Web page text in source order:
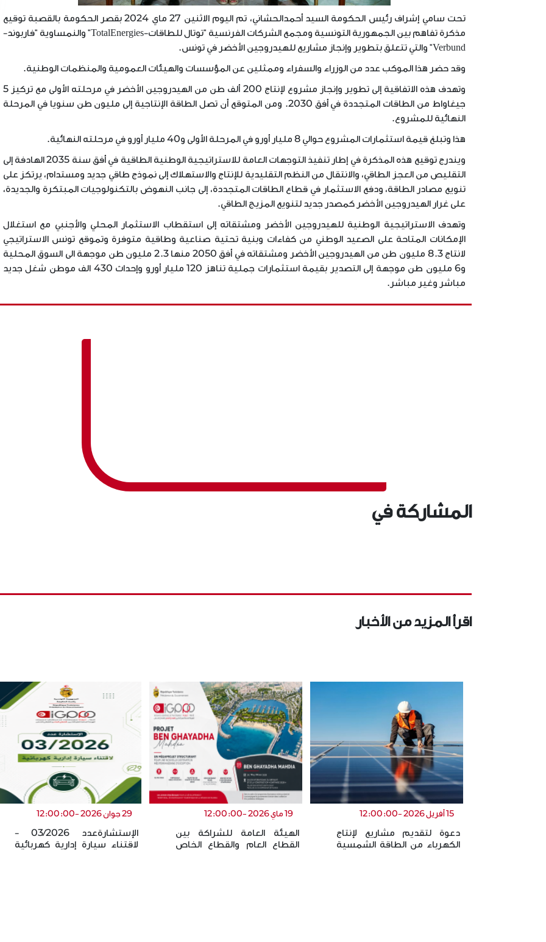
تحت سامي إشراف رئيس الحكومة السيد أحمدالحشاني، تم اليوم الاثنين 27 ماي 2024 بقصر الحكومة بالقصبة توقيع
مذكرة تفاهم بين الجمهورية التونسية ومجمع الشركات الفرنسية "توتال للطاقات-TotalEnergies" والنمساوية "فاربوند-
Verbund" والتي تتعلق بتطوير وإنجاز مشاريع للهيدروجين الأخضر في تونس.
وقد حضر هذا الموكب عدد من الوزراء والسفراء وممثلين عن المؤسسات والهيئات العمومية والمنظمات الوطنية.
وتهدف هذه الاتفاقية إلى تطوير وإنجاز مشروع لإنتاج 200 ألف طن من الهيدروجين الأخضر في مرحلته الأولى مع تركيز 5
جيغاواط من الطاقات المتجددة في أفق 2030. ومن المتوقع أن تصل الطاقة الإنتاجية إلى مليون طن سنويا في المرحلة
النهائية للمشروع.
هذا وتبلغ قيمة استثمارات المشروع حوالي 8 مليار أورو في المرحلة الأولى و40 مليار أورو في مرحلته النهائية.
ويندرج توقيع هذه المذكرة في إطار تنفيذ التوجهات العامة للاستراتيجية الوطنية الطاقية في أفق سنة 2035 الهادفة إلى
التقليص من العجز الطاقي، والانتقال من النظم التقليدية للإنتاج والاستهلاك إلى نموذج طاقي جديد ومستدام، يرتكز على
تنويع مصادر الطاقة، ودفع الاستثمار في قطاع الطاقات المتجددة، إلى جانب النهوض بالتكنولوجيات المبتكرة والجديدة،
على غرار الهيدروجين الأخضر كمصدر جديد لتنويع المزيج الطاقي.
وتهدف الاستراتيجية الوطنية للهيدروجين الأخضر ومشتقاته إلى استقطاب الاستثمار المحلي والأجنبي مع استغلال
الإمكانات المتاحة على الصعيد الوطني من كفاءات وبنية تحتية صناعية وطاقية متوفرة وتموقع تونس الاستراتيجي
لانتاج 8.3 مليون طن من الهيدروجين الأخضر ومشتقاته في أفق 2050 منها 2.3 مليون طن موجهة الى السوق المحلية
و6 مليون طن موجهة إلى التصدير بقيمة استثمارات جملية تناهز 120 مليار أورو وإحداث 430 الف موطن شغل جديد
مباشر وغير مباشر.
المشاركة في
اقرأ المزيد من الأخبار
29 جوان 2026 -12:00:00
الإستشارةعدد 03/2026 -
لاقتناء سيارة إدارية كهربائية
19 ماي 2026 -12:00:00
الهيئة العامة للشراكة بين
القطاع العام والقطاع الخاص
15 أفريل 2026 -12:00:00
دعوة لتقديم مشاريع لإنتاج
الكهرباء من الطاقة الشمسية
Avis de pré-qualification N°C3
/2026 - Financement, réalisation
AVIS DE REPORT N°1 DE LA
DATE LIMITE DE RÉCEPTION
إعلان طلب عروض عـدد 01 /
2024لإسناد لزمات لغرض تمويل
وتصميم وإنجاز واستغلال وصيا…
Manifestation d’Intérêt pour
l’aménagement, l…
تاريخ النشر:
25.02.2021
الموعد النهائي: 26.03.2021
Avis de Report d’Appel à Manifestation
d’Intérêt pour l’aménagement, le…
إقرأ المزيد
d’Offres relatifs aux différentes
assis…
تاريخ النشر:
20.06.2022
الموعد النهائي: 07.08.2022
Nous vous informons que vous
pouvez les consulter en suivant le…
إقرأ المزيد
19.10.2020
الموعد النهائي: 08.12.2020
إعلان عام للترشح عدد 001 / 2020 في
إطار الشراكة بين القطاع العام والقطاع
الخاص…
إقرأ المزيد